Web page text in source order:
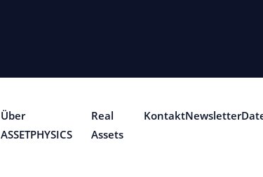
Über
ASSETPHYSICS
Real
Assets
KontaktNewsletter